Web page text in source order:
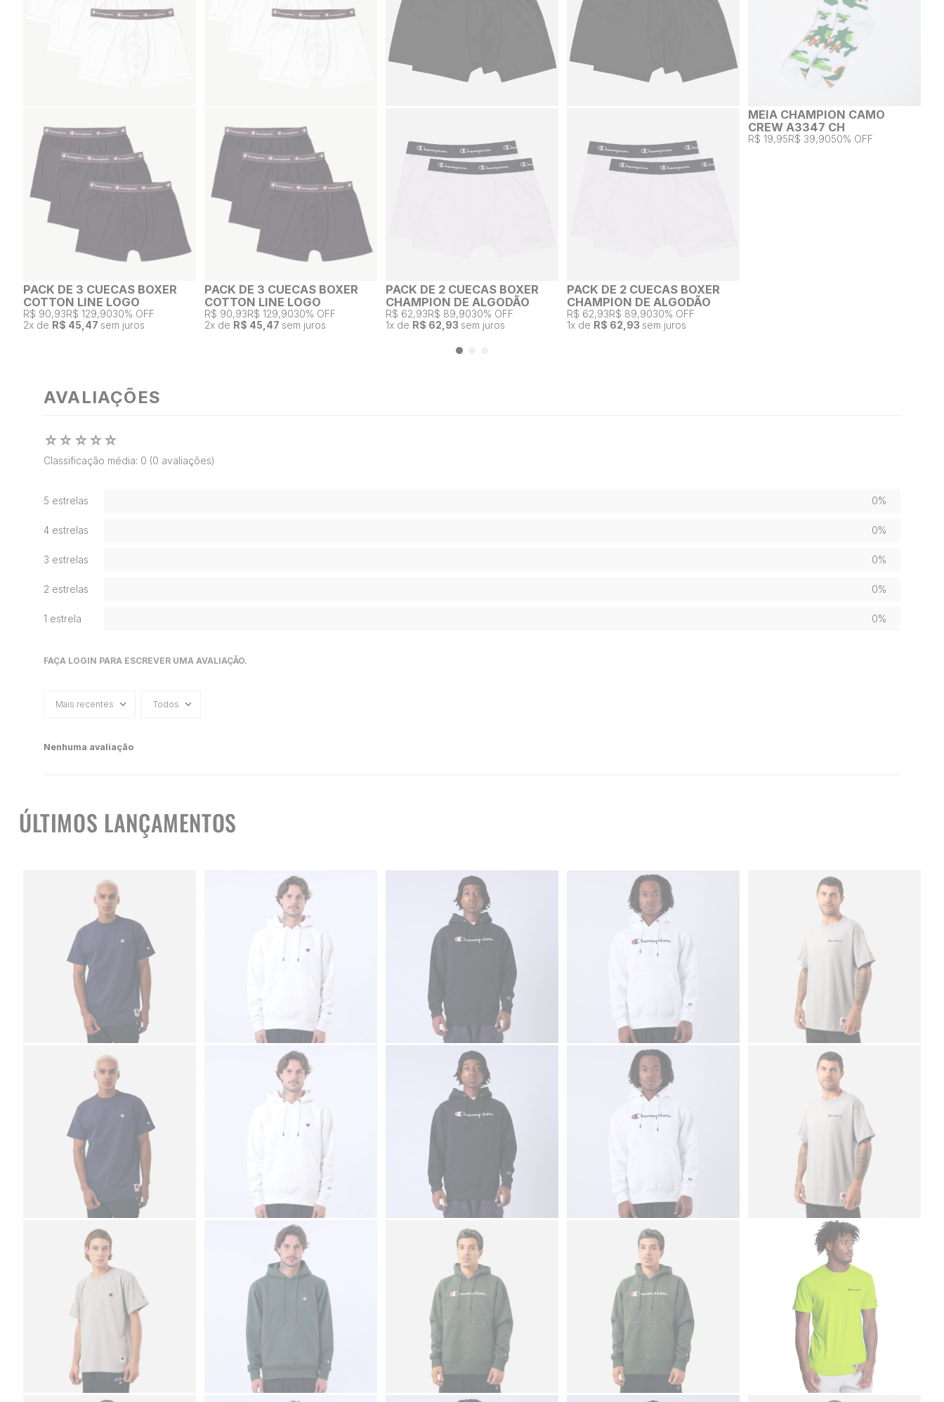
PACK DE 3 CUECAS BOXER
COTTON LINE LOGO
R$ 90,93R$ 129,9030% OFF
2x de R$ 45,47 sem juros
PACK DE 3 CUECAS BOXER
COTTON LINE LOGO
R$ 90,93R$ 129,9030% OFF
2x de R$ 45,47 sem juros
PACK DE 2 CUECAS BOXER
CHAMPION DE ALGODÃO
R$ 62,93R$ 89,9030% OFF
1x de R$ 62,93 sem juros
PACK DE 2 CUECAS BOXER
CHAMPION DE ALGODÃO
R$ 62,93R$ 89,9030% OFF
1x de R$ 62,93 sem juros
MEIA CHAMPION CAMO
CREW A3347 CH
R$ 19,95R$ 39,9050% OFF
AVALIAÇÕES
☆☆ ☆☆☆
Classificação média: 0 (0 avaliações)
5 estrelas 0%
4 estrelas 0%
3 estrelas 0%
2 estrelas 0%
1 estrela 0%
FAÇA LOGIN PARA ESCREVER UMA AVALIAÇÃO.
Mais recentes Todos
Nenhuma avaliação
ÚLTIMOS LANÇAMENTOS